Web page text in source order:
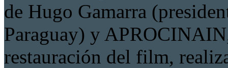
de Hugo Gamarra
Paraguay) y
restauración del film,